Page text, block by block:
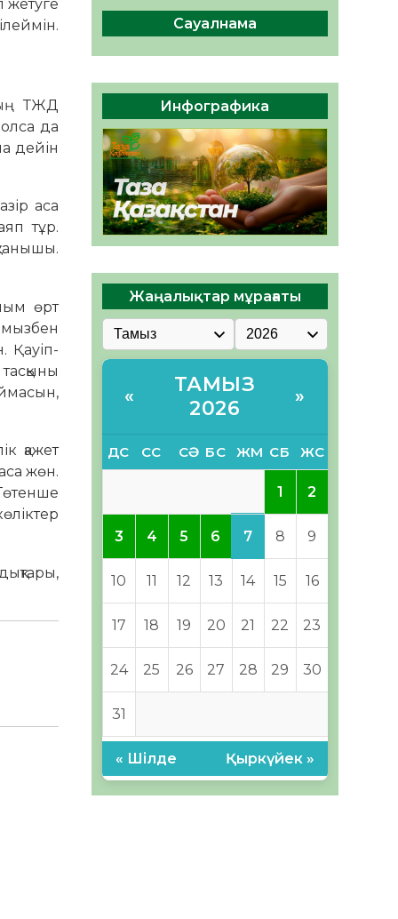
жетуге
ТЖД
да
дейін
аса
тұр.
өрт
Қауіп-
қажет
жөн.
Руслан Рүстемұлы облыс
әкімінің кеңесшісі болып
тағайындалды
05.08.2026
37 0
Сауалнама
Инфографика
Жаңалықтар мұрағаты
«
ТАМЫЗ
2026
»
ДС СС СӘ БС ЖМ СБ ЖС
1 2
3 4 5 6 7 8 9
10 11 12 13 14 15 16
17 18 19 20 21 22 23
24 25 26 27 28 29 30
31
« Шілде Қыркүйек »